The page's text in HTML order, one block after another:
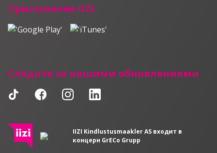
Приложение IIZI
Следите за нашими обновлениями
IIZI Kindlustusmaakler AS входит в
концерн GrECo Grupp